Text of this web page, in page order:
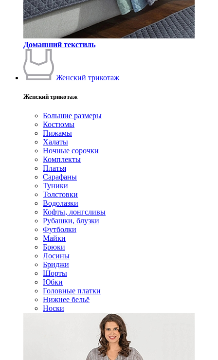
Домашний текстиль
Женский трикотаж
Женский трикотаж
Большие размеры
Костюмы
Пижамы
Халаты
Ночные сорочки
Комплекты
Платья
Сарафаны
Туники
Толстовки
Водолазки
Кофты, лонгсливы
Рубашки, блузки
Футболки
Майки
Брюки
Лосины
Бриджи
Шорты
Юбки
Головные платки
Нижнее бельё
Носки